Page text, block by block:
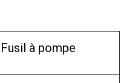
Fusil à pompe